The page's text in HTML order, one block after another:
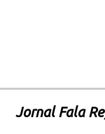
Jornal Fala